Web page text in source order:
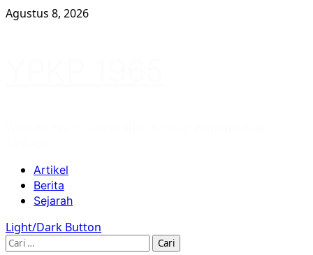
Skip
Agustus 8, 2026
Primary
Menu
Artikel
Berita
Sejarah
Light/Dark Button
Cari